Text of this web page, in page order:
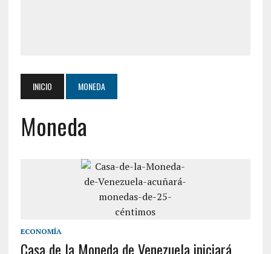
INICIO MONEDA
Moneda
ECONOMÍA
Casa de la Moneda de Venezuela iniciará